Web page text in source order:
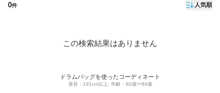
0件 人気順
この検索結果はありません
ドラムバッグを使ったコーディネート
身長：191cm以上, 年齢：80歳〜84歳